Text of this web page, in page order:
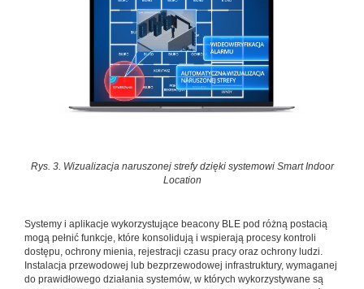
Rys. 3. Wizualizacja naruszonej strefy dzięki systemowi Smart Indoor
Location
Systemy i aplikacje wykorzystujące beacony BLE pod różną postacią
mogą pełnić funkcje, które konsolidują i wspierają procesy kontroli
dostępu, ochrony mienia, rejestracji czasu pracy oraz ochrony ludzi.
Instalacja przewodowej lub bezprzewodowej infrastruktury, wymaganej
do prawidłowego działania systemów, w których wykorzystywane są